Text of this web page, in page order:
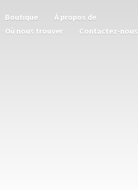
Boutique
À propos de
Où nous trouver
Contactez-nous